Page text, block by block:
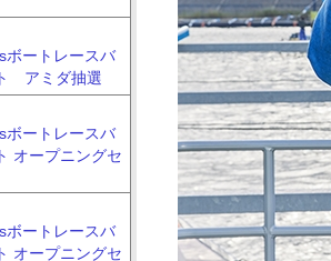
ボートレースバ
アミダ抽選
ボートレースバ
オープニングセ
ボートレースバ
オープニングセ